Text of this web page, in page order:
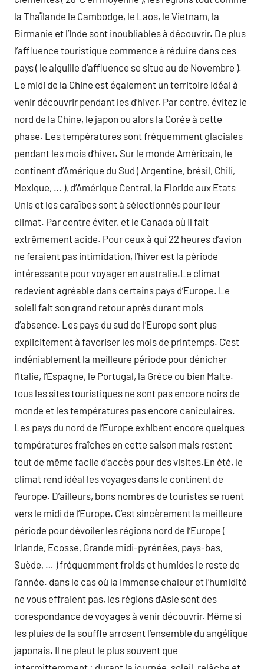
la Thaïlande le Cambodge, le Laos, le Vietnam, la
Birmanie et l’Inde sont inoubliables à découvrir. De plus
l’affluence touristique commence à réduire dans ces
pays ( le aiguille d’affluence se situe au de Novembre ).
Le midi de la Chine est également un territoire idéal à
venir découvrir pendant les d’hiver. Par contre, évitez le
nord de la Chine, le japon ou alors la Corée à cette
phase. Les températures sont fréquemment glaciales
pendant les mois d’hiver. Sur le monde Américain, le
continent d’Amérique du Sud ( Argentine, brésil, Chili,
Mexique, … ), d’Amérique Central, la Floride aux Etats
Unis et les caraïbes sont à sélectionnés pour leur
climat. Par contre éviter, et le Canada où il fait
extrêmement acide. Pour ceux à qui 22 heures d’avion
ne feraient pas intimidation, l’hiver est la période
intéressante pour voyager en australie.Le climat
redevient agréable dans certains pays d’Europe. Le
soleil fait son grand retour après durant mois
d’absence. Les pays du sud de l’Europe sont plus
explicitement à favoriser les mois de printemps. C’est
indéniablement la meilleure période pour dénicher
l’Italie, l’Espagne, le Portugal, la Grèce ou bien Malte.
tous les sites touristiques ne sont pas encore noirs de
monde et les températures pas encore caniculaires.
Les pays du nord de l’Europe exhibent encore quelques
températures fraîches en cette saison mais restent
tout de même facile d’accès pour des visites.En été, le
climat rend idéal les voyages dans le continent de
l’europe. D’ailleurs, bons nombres de touristes se ruent
vers le midi de l’Europe. C’est sincèrement la meilleure
période pour dévoiler les régions nord de l’Europe (
Irlande, Ecosse, Grande midi-pyrénées, pays-bas,
Suède, … ) fréquemment froids et humides le reste de
l’année. dans le cas où la immense chaleur et l’humidité
ne vous effraient pas, les régions d’Asie sont des
corespondance de voyages à venir découvrir. Même si
les pluies de la souffle arrosent l’ensemble du angélique
japonais. Il ne pleut le plus souvent que